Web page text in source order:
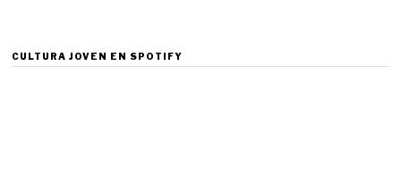
CULTURA JOVEN EN SPOTIFY